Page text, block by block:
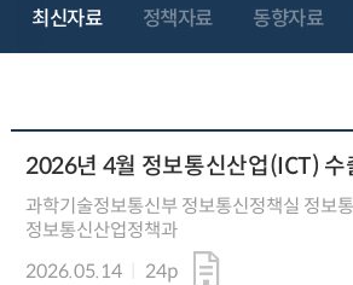
최신자료 정책자료 동향자료
2026년 4월 정보통신산업(ICT) 수
과학기술정보통신부 정보통신정책실 정보
정보통신산업정책과
2026.05.14
24p